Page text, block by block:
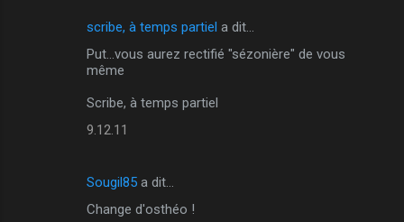
scribe, à temps partiel a dit…
Put...vous aurez rectifié "sézonière" de vous
même
Scribe, à temps partiel
9.12.11
Sougil85 a dit…
Change d'osthéo !